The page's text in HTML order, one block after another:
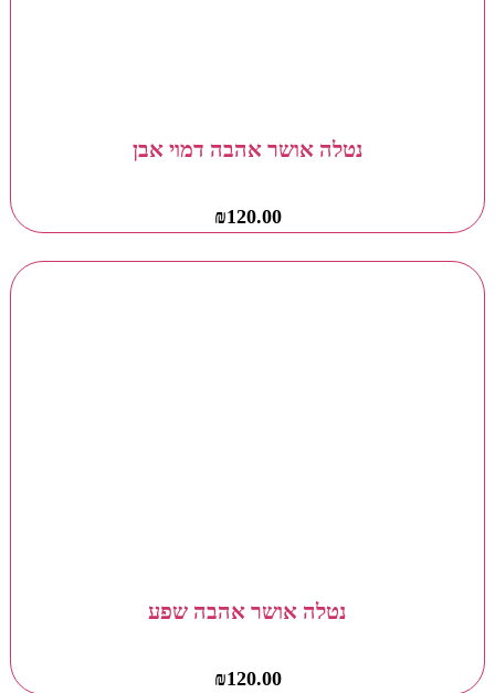
נטלה אושר אהבה דמוי אבן
₪120.00
נטלה אושר אהבה שפע
₪120.00